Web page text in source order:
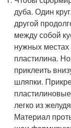
дуба. Один
другой
между собой
нужных
пластилина.
приклеить
шляпки.
легко из
Материал